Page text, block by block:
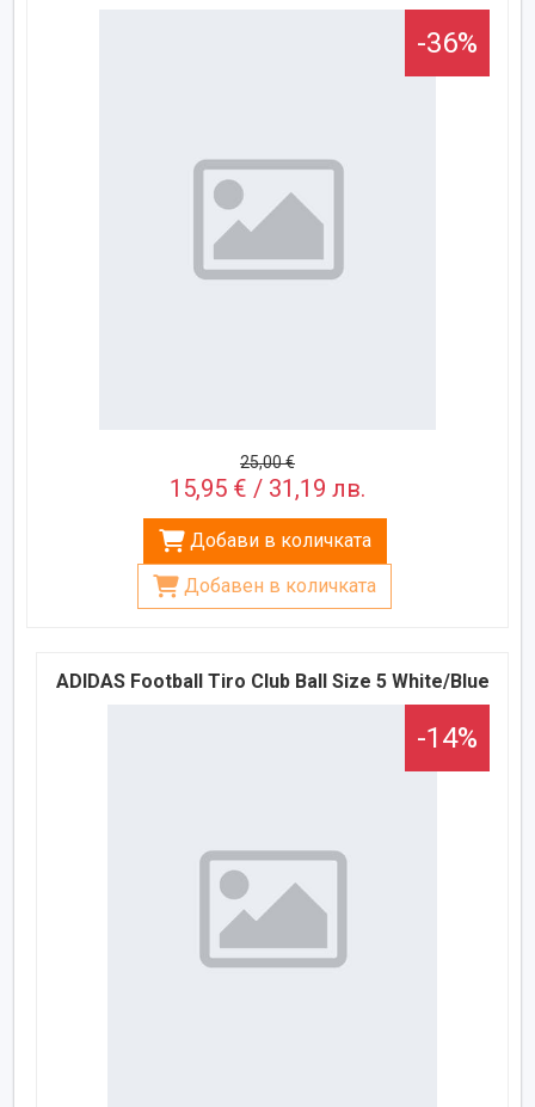
-36%
25,00 €
15,95 € / 31,19 лв.
Добави в количката
Добавен в количката
ADIDAS Football Tiro Club Ball Size 5 White/Blue
-14%